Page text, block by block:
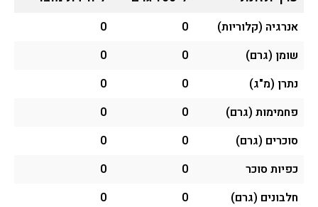
אנרגיה (קלוריות) 0
0
שומן (גרם)
0
0
נתרן (מ"ג)
0
0
פחמימות (גרם)
0
0
סוכרים (גרם)
0
0
כפיות סוכר
0
0
חלבונים (גרם)
0
0